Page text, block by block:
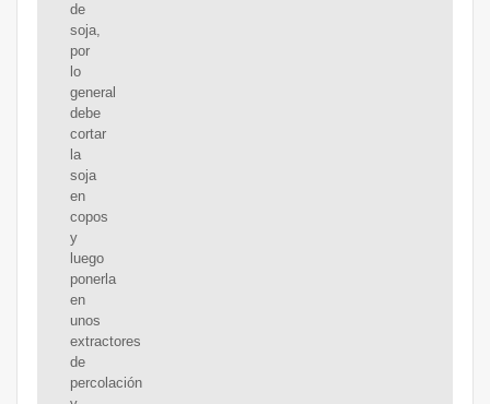
de
soja,
por
lo
general
debe
cortar
la
soja
en
copos
y
luego
ponerla
en
unos
extractores
de
percolación